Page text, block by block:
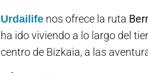
Urdailife nos ofrece la ruta
ha ido viviendo a lo largo del
centro de Bizkaia, a las